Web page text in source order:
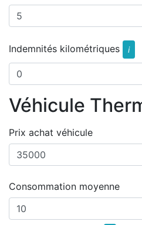
Indemnités kilométriques i
Véhicule
Prix achat véhicule
Consommation moyenne